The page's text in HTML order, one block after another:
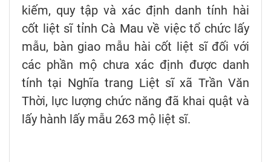
kiếm, quy tập và xác định danh tính hài
cốt liệt sĩ tỉnh Cà Mau về việc tổ chức lấy
mẫu, bàn giao mẫu hài cốt liệt sĩ đối với
các phần mộ chưa xác định được danh
tính tại Nghĩa trang Liệt sĩ xã Trần Văn
Thời, lực lượng chức năng đã khai quật và
lấy hành lấy mẫu 263 mộ liệt sĩ.